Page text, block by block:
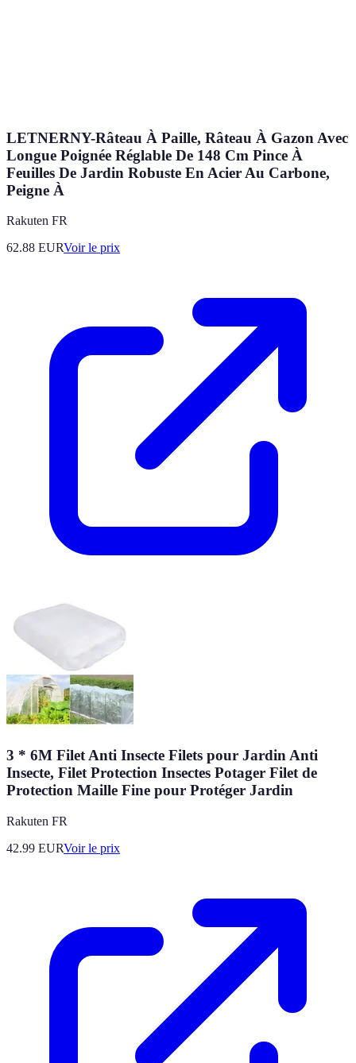
LETNERNY-Râteau À Paille, Râteau À Gazon Avec
Longue Poignée Réglable De 148 Cm Pince À
Feuilles De Jardin Robuste En Acier Au Carbone,
Peigne À
Rakuten FR
62.88 EURVoir le prix
3 * 6M Filet Anti Insecte Filets pour Jardin Anti
Insecte, Filet Protection Insectes Potager Filet de
Protection Maille Fine pour Protéger Jardin
Rakuten FR
42.99 EURVoir le prix